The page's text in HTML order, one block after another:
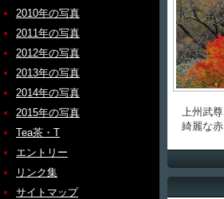
2010年の写真
2011年の写真
2012年の写真
2013年の写真
2014年の写真
2015年の写真
Tea茶・T
エントリー
リンク集
サイトマップ
上州武尊
綺麗な赤